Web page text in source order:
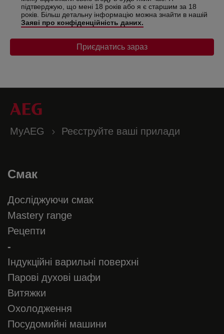
підтверджую, що мені 18 років або я є старшим за 18
років. Більш детальну інформацію можна знайти в нашій
Заяві про конфіденційність даних.
Приєднатись зараз
MyAEG Реєструйте ваші прилади
Смак
Досліджуючи смак
Mastery range
Рецепти
-
Індукційні варильні поверхні
Парові духові шафи
Витяжки
Охолодження
Посудомийні машини